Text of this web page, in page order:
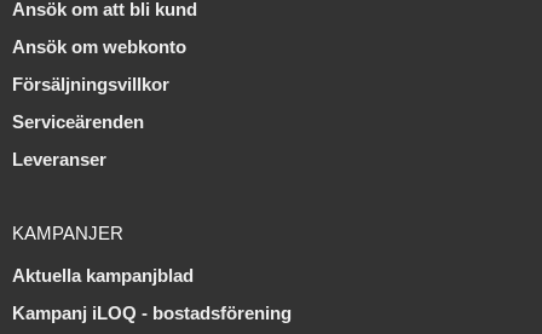
Ansök om att bli kund
Ansök om webkonto
Försäljningsvillkor
Serviceärenden
Leveranser
KAMPANJER
Aktuella kampanjblad
Kampanj iLOQ - bostadsförening